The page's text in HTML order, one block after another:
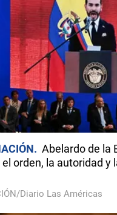
Abelardo de la
orden, la autoridad y
Diario Las Américas